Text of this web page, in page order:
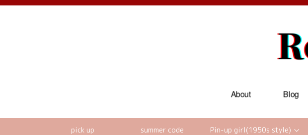
About Blog
pick up summer code Pin-up girl(1950s style)